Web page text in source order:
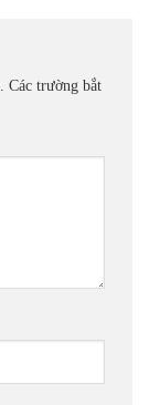
Các trường bắt